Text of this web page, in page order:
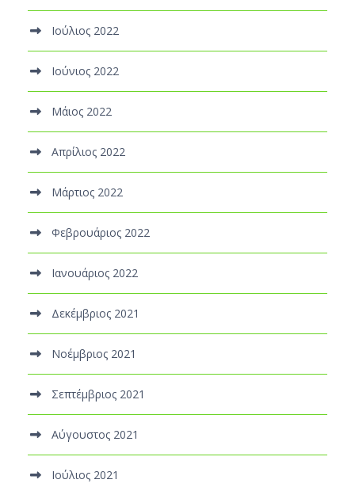
Ιούλιος 2022
Ιούνιος 2022
Μάιος 2022
Απρίλιος 2022
Μάρτιος 2022
Φεβρουάριος 2022
Ιανουάριος 2022
Δεκέμβριος 2021
Νοέμβριος 2021
Σεπτέμβριος 2021
Αύγουστος 2021
Ιούλιος 2021